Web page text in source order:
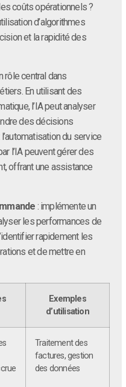
coûts opérationnels ?
d’algorithmes
et la rapidité des
rôle central dans
En utilisant des
l’IA peut analyser
des décisions
du service
l’IA peuvent gérer des
offrant une assistance
: implémente un
les performances de
rapidement les
et de mettre en
Exemples
d’utilisation
Traitement des
factures, gestion
des données